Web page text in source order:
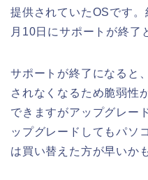
提供されていたOSです
月10日にサポートが終了
サポートが終了になると
されなくなるため脆弱性
できますがアップグレー
ップグレードしてもパソ
は買い替えた方が早いか